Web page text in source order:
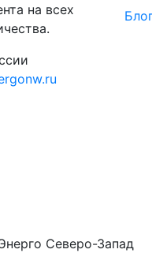
на всех
Северо-Запад